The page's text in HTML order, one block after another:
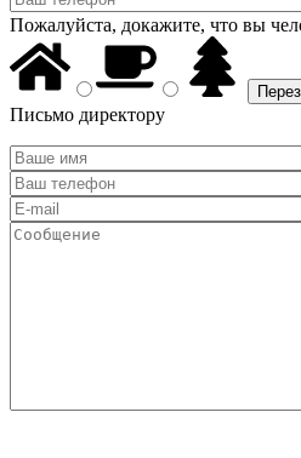
Пожалуйста, докажите, что вы
Письмо директору